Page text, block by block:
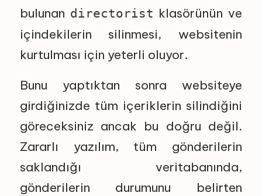
bulunan directorist klasörünün ve
içindekilerin silinmesi, websitenin
kurtulması için yeterli oluyor.
Bunu yaptıktan sonra websiteye
girdiğinizde tüm içeriklerin silindiğini
göreceksiniz ancak bu doğru değil.
Zararlı yazılım, tüm gönderilerin
saklandığı veritabanında,
gönderilerin durumunu belirten